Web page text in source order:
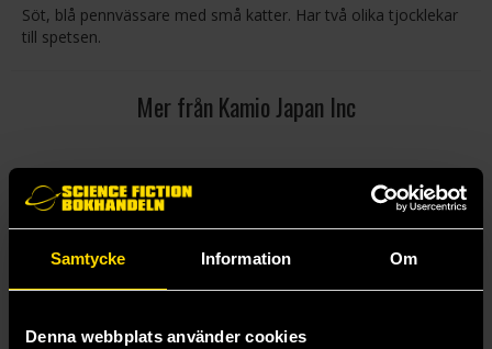
Samtycke Information Om
Denna webbplats använder cookies
Söt, blå pennvässare med små katter. Har två olika tjocklekar
till spetsen.
Mer från Kamio Japan Inc